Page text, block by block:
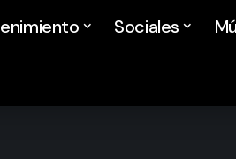
Sociales